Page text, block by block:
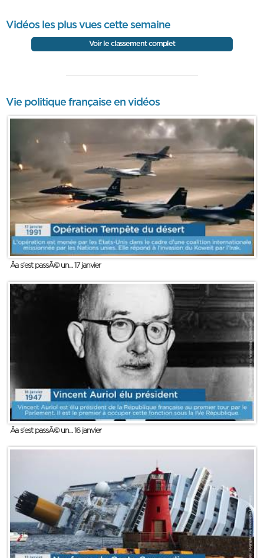
Vidéos les plus vues cette semaine
Voir le classement complet
Vie politique française en vidéos
Ãa s'est passÃ© un... 17 janvier
Ãa s'est passÃ© un... 16 janvier